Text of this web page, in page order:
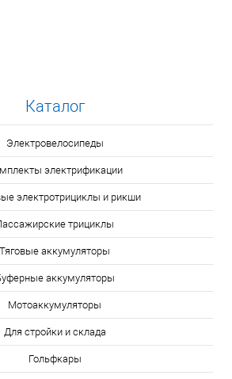
Каталог
Электровелосипеды
электрификации
электротрициклы и рикши
трициклы
Тяговые аккумуляторы
аккумуляторы
Мотоаккумуляторы
Для стройки и склада
Гольфкары